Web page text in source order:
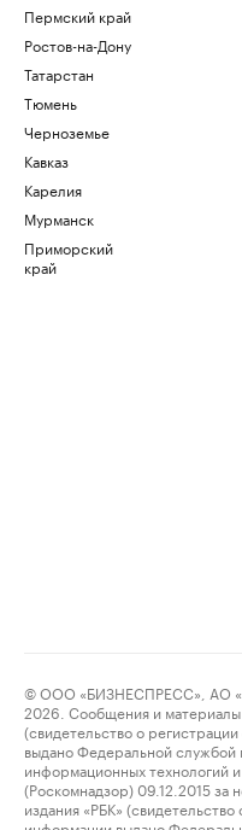
Пермский край
Ростов-на-Дону
Татарстан
Тюмень
Черноземье
Кавказ
Карелия
Мурманск
Приморский
край
© ООО «БИЗНЕСПРЕСС», АО
2026. Сообщения и материалы
(свидетельство о
выдано Федеральной службой
информационных технологий
(Роскомнадзор) 09.12.2015
издания «РБК»